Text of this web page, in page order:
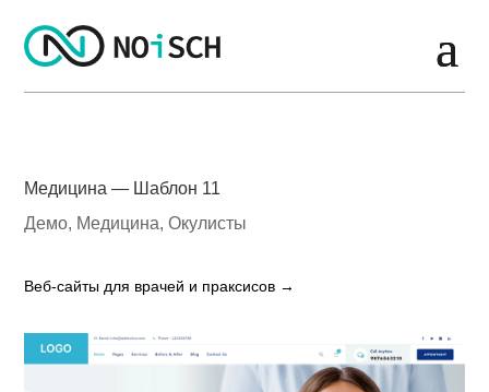
Медицина — Шаблон 11
Демо, Медицина,Окулисты
Веб-сайты для врачей и праксисов →